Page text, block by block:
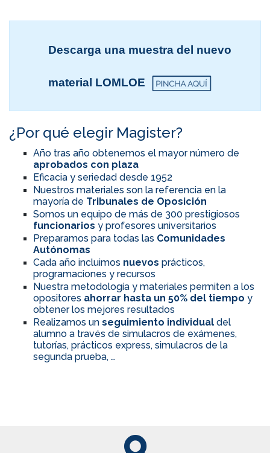
Descarga una muestra del nuevo
material LOMLOE
¿Por qué elegir Magister?
Año tras año obtenemos el mayor número de
aprobados con plaza
Eficacia y seriedad desde 1952
Nuestros materiales son la referencia en la
mayoría de Tribunales de Oposición
Somos un equipo de más de 300 prestigiosos
funcionarios y profesores universitarios
Preparamos para todas las Comunidades
Autónomas
Cada año incluimos nuevos prácticos,
programaciones y recursos
Nuestra metodología y materiales permiten a los
opositores ahorrar hasta un 50% del tiempo y
obtener los mejores resultados
Realizamos un seguimiento individual del
alumno a través de simulacros de exámenes,
tutorías, prácticos express, simulacros de la
segunda prueba, …